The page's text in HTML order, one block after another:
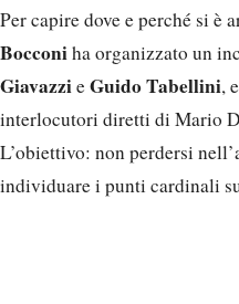
Per capire dove e perché si è
Bocconiha organizzato un
GiavazzieGuido Tabellini,
interlocutori diretti di Mario
L’obiettivo: non perdersi
individuare i punti cardinali